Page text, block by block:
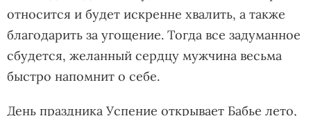
относится и будет искренне хвалить, а также
благодарить за угощение. Тогда все задуманное
сбудется, желанный сердцу мужчина весьма
быстро напомнит о себе.
День праздника Успение открывает Бабье лето,